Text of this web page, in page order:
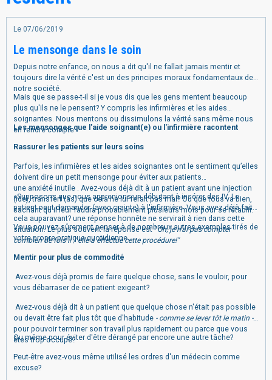
Le 07/06/2019
Le mensonge dans le soin
Depuis notre enfance, on nous a dit qu'il ne fallait jamais mentir et
toujours dire la véritéc'est un des principes moraux fondamentaux de
notre société.
Mais que se passe-t-il si je vous dis que les gens mentent beaucoup
plus qu'ils ne le pensent? Y compris les infirmières et les aides
soignantes. Nous mentons ou dissimulons la vérité sans même nous
en rendre compte -
Les mensonges que l'aide soignant(e) ou l'infirmière racontent
Rassurer les patients sur leurs soins
Parfois, les infirmières et les aides soignantes ont le sentiment qu’elles
doivent dire un petit mensonge pour éviter aux patients
une anxiété inutile . Avez-vous déjà dit à un patient avant une injection
(ide), transfert (as) que cela ne lui ferait pas mal? Ou que tous va bien,
sachant qu'il leur faudra probablement plusieurs mois pour se rétablir.
«Supposons que nous apprenions un débutant à insérer des IV. Le
patient peut demander (avec crainte) à l'infirmière Vous avez déjà fait
cela auparavant? une réponse honnête ne servirait à rien dans cette
situation. Le plus souvent la réponse est "Oh, je n'ai pas compter
combien de fois il / elle a effectué cette procédure!"
Vous pouvez sûrement penser à de nombreux autres exemples tirés de
votre propre pratique quotidienne.
Mentir pour plus de commodité
Avez-vous déjà promis de faire quelque chose, sans le vouloir, pour
vous débarraser de ce patient exigeant?
Avez-vous déjà dit à un patient que quelque chose n'était pas possible
ou devait être fait plus tôt que d'habitude- comme se lever tôt le matin -
pour pouvoir terminer son travail plus rapidement ou parce que vous
êtes trop occupé?
Ou même pour éviter d'être dérangé par encore une autre tâche?
Peut-être avez-vous même utilisé les ordres d'un médecin comme
excuse?